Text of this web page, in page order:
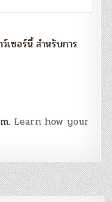
เซอร์นี้ สำหรับการ
Learn how your